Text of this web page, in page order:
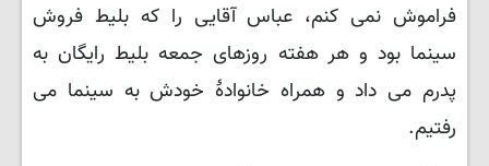
فراموش نمی کنم، عباس آقایی را که بلیط فروش
سینما بود و هر هفته روزهای جمعه بلیط رایگان به
پدرم می داد و ‌همراه خانوادهٔ خودش به سینما می
رفتیم.